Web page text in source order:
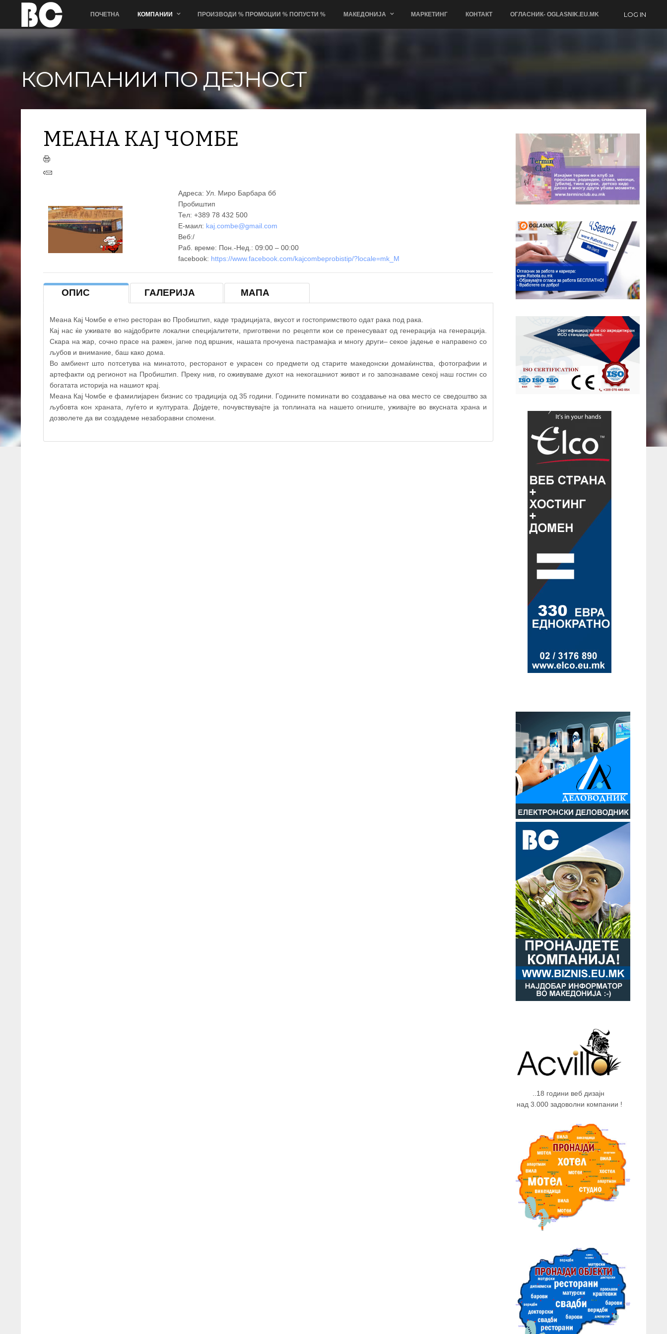
LOG IN
ПОЧЕТНА КОМПАНИИ ПРОИЗВОДИ % ПРОМОЦИИ % ПОПУСТИ % МАКЕДОНИЈА МАРКЕТИНГ КОНТАКТ ОГЛАСНИК- OGLASNIK.EU.MK
КОМПАНИИ ПО ДЕЈНОСТ
МЕАНА КАЈ ЧОМБЕ
Адреса: Ул. Миро Барбара бб
Пробиштип
Тел: +389 78 432 500
Е-маил: kaj.combe@gmail.com
Веб:/
Раб. време: Пон.-Нед.: 09:00 – 00:00
facebook: https://www.facebook.com/kajcombeprobistip/?locale=mk_M
ОПИС ГАЛЕРИЈА МАПА
Меана Кај Чомбе е етно ресторан во Пробиштип, каде традицијата, вкусот и гостопримството одат рака под рака.
Кај нас ќе уживате во најдобрите локални специјалитети, приготвени по рецепти кои се пренесуваат од генерација на генерација.
Скара на жар, сочно прасе на ражен, јагне под вршник, нашата прочуена пастрамајка и многу други– секое јадење е направено со
љубов и внимание, баш како дома.
Во амбиент што потсетува на минатото, ресторанот е украсен со предмети од старите македонски домаќинства, фотографии и
артефакти од регионот на Пробиштип. Преку нив, го оживуваме духот на некогашниот живот и го запознаваме секој наш гостин со
богатата историја на нашиот крај.
Меана Кај Чомбе е фамилијарен бизнис со традиција од 35 години. Годините поминати во создавање на ова место се сведоштво за
љубовта кон храната, луѓето и културата. Дојдете, почувствувајте ја топлината на нашето огниште, уживајте во вкусната храна и
дозволете да ви создадеме незаборавни спомени.
МЕАНА КАЈ ЧОМБЕ
+
© OpenStreetMap contributors
..18 години веб дизајн
над 3.000 задоволни компании !